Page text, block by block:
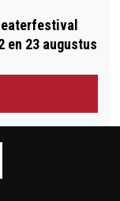
en 23 augustus